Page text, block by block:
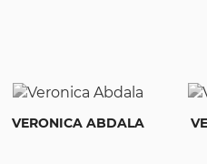
VERONICA ABDALA